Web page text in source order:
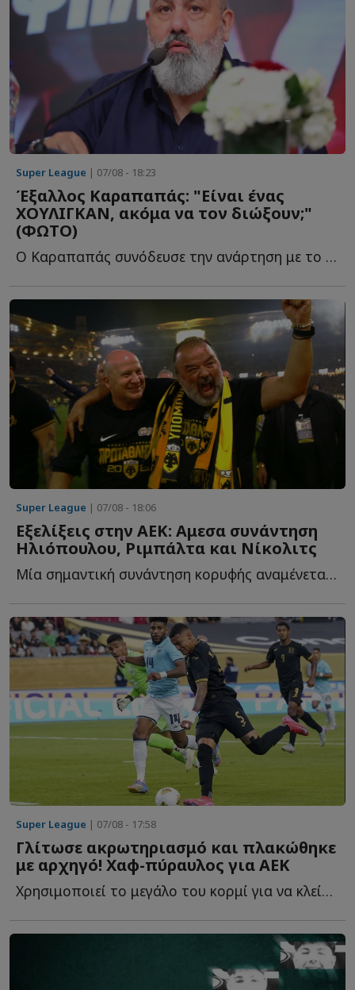
Super League | 07/08 - 18:23
Έξαλλος Καραπαπάς: "Είναι ένας
ΧΟΥΛΙΓΚΑΝ, ακόμα να τον διώξουν;"
(ΦΩΤΟ)
Ο Καραπαπάς συνόδευσε την ανάρτηση με το δικό του σχόλιο, θ...
Super League | 07/08 - 18:06
Εξελίξεις στην ΑΕΚ: Αμεσα συνάντηση
Ηλιόπουλου, Ριμπάλτα και Νίκολιτς
Μία σημαντική συνάντηση κορυφής αναμένεται το επόμενο δ...
Super League | 07/08 - 17:58
Γλίτωσε ακρωτηριασμό και πλακώθηκε
με αρχηγό! Χαφ-πύραυλος για ΑΕΚ
Χρησιμοποιεί το μεγάλο του κορμί για να κλείσει χώρους, ν...